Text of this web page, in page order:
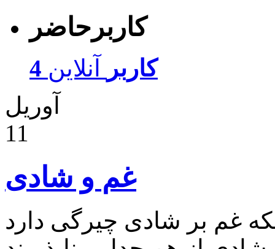
کاربرحاضر
4 کاربر
آنلاین
آوریل
11
غم و شادی